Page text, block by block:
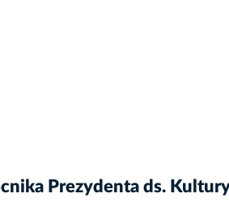
Prezydenta ds. Kultury